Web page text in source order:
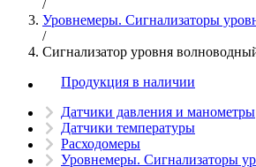
/
Уровнемеры. Сигнализаторы
/
Сигнализатор уровня
Продукция в наличии
Датчики давления и манометры
Датчики температуры
Расходомеры
Уровнемеры. Сигнализаторы